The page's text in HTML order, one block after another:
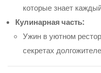
которые знает
Кулинарная часть:
Ужин в уютном
секретах